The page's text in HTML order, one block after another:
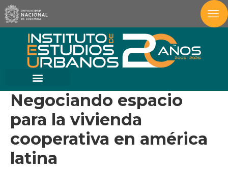
Negociando espacio
para la vivienda
cooperativa en américa
latina